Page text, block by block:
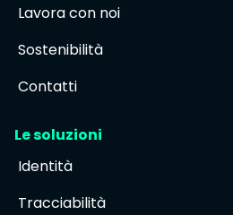
Lavora con noi
Sostenibilità
Contatti
Le soluzioni
Identità
Tracciabilità